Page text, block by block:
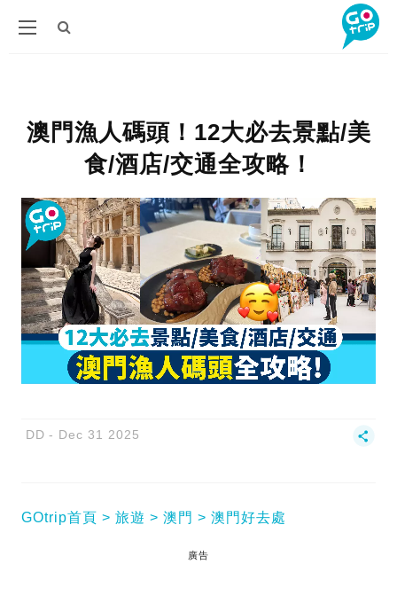
澳門漁人碼頭！12大必去景點/美
食/酒店/交通全攻略！
DD Dec 31 2025
GOtrip首頁 旅遊 澳門 澳門好去處
廣告